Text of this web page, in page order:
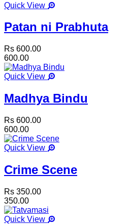
Quick View
Patan ni Prabhuta
Rs 600.00
600.00
Quick View
Madhya Bindu
Rs 600.00
600.00
Quick View
Crime Scene
Rs 350.00
350.00
Quick View